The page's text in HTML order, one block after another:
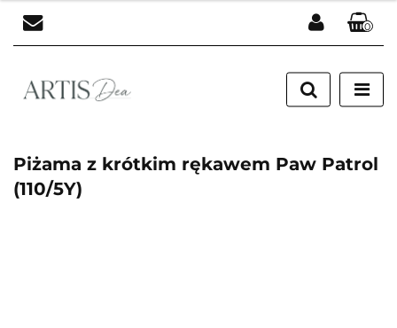
Zaloguj się
Zarejestruj się
0
Piżama z krótkim rękawem Paw Patrol
(110/5Y)